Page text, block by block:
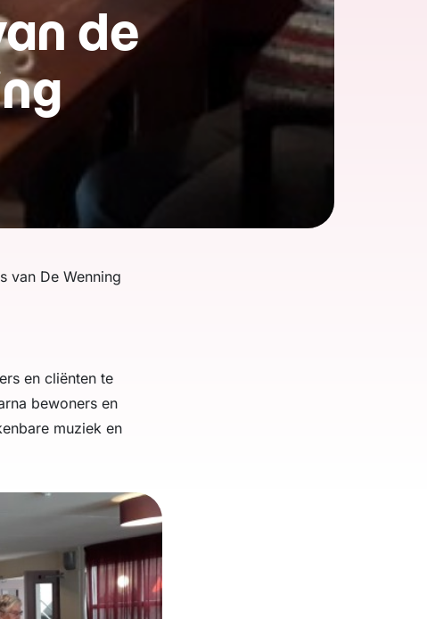
de
van De Wenning
en cliënten te
bewoners en
muziek en